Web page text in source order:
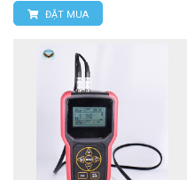
Đa năng với các
điểm lớn so với
chuẩn.
Đo nhanh và hiệu
chế hoạt động đơn
ĐẶT MUA